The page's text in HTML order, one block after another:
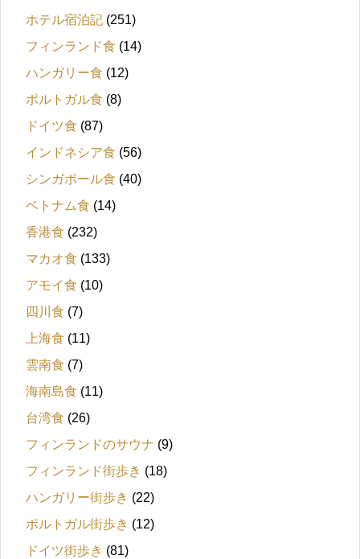
ホテル宿泊記 (251)
フィンランド食 (14)
ハンガリー食 (12)
ポルトガル食 (8)
ドイツ食 (87)
インドネシア食 (56)
シンガポール食 (40)
ベトナム食 (14)
香港食 (232)
マカオ食 (133)
アモイ食 (10)
四川食 (7)
上海食 (11)
雲南食 (7)
海南島食 (11)
台湾食 (26)
フィンランドのサウナ (9)
フィンランド街歩き (18)
ハンガリー街歩き (22)
ポルトガル街歩き (12)
ドイツ街歩き (81)